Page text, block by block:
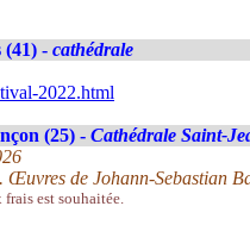
(41) - cathédrale
2022.html
(25) - Cathédrale Saint-
de Johann-Sebastian
est souhaitée.